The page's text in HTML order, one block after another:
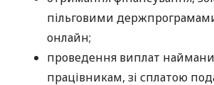
пільговими
онлайн;
проведення виплат
працівникам, зі сплатою